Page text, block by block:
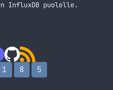
InfluxDB puolelle.
1 8 5